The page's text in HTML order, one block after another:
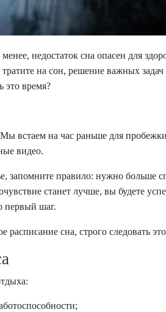
недостаток сна опасен для
на сон, решение важных
это время?
встаем на час раньше для
видео.
запомните правило: нужно больше
станет лучше, вы будете
первый шаг.
сна, строго следовать